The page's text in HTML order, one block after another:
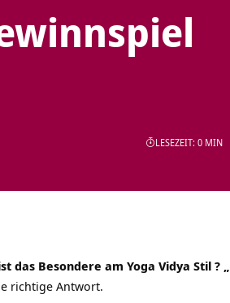
LESEZEIT: 0 MIN
das Besondere am Yoga Vidya Stil ? „
richtige Antwort.